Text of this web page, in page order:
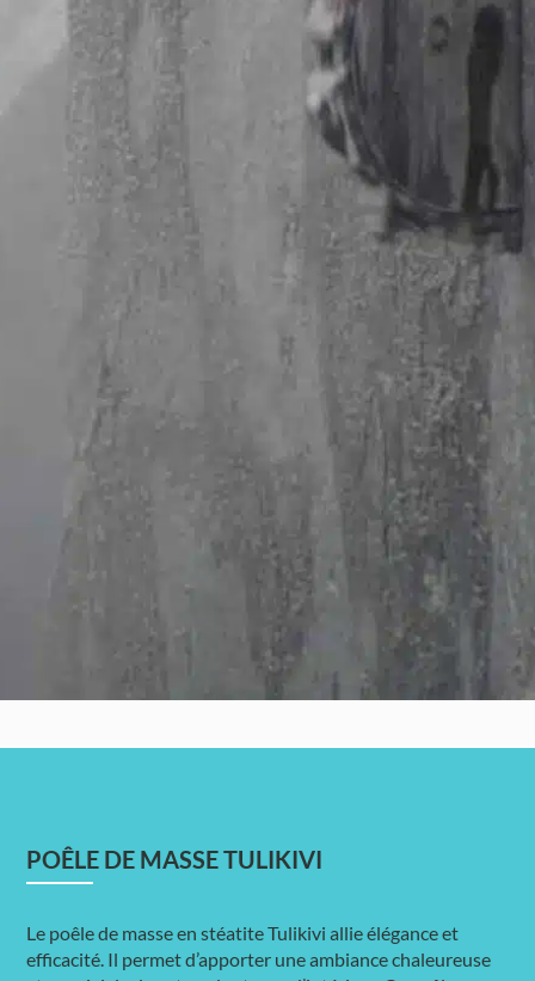
POÊLE DE MASSE TULIKIVI
Le poêle de masse en stéatite Tulikivi allie élégance et
efficacité. Il permet d’apporter une ambiance chaleureuse